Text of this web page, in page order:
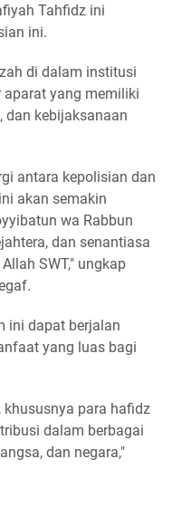
Tahfidz ini
ini.
di dalam institusi
yang memiliki
dan kebijaksanaan
antara kepolisian dan
akan semakin
wa Rabbun
dan senantiasa
SWT," ungkap
ini dapat berjalan
yang luas bagi
khususnya para hafidz
dalam berbagai
dan negara,"